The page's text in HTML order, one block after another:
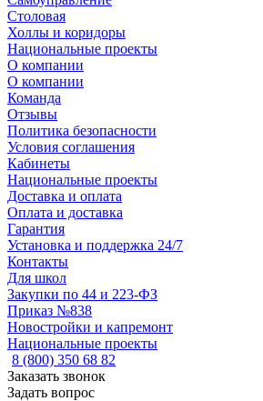
Столовая
Холлы и коридоры
Национальные проекты
О компании
О компании
Команда
Отзывы
Политика безопасности
Условия соглашения
Кабинеты
Национальные проекты
Доставка и оплата
Оплата и доставка
Гарантия
Установка и поддержка 24/7
Контакты
Для школ
Закупки по 44 и 223-ФЗ
Приказ №838
Новостройки и капремонт
Национальные проекты
8 (800) 350 68 82
Заказать звонок
Задать вопрос